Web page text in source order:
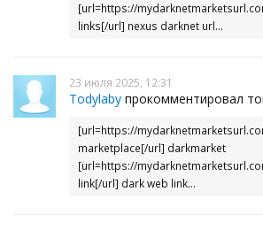
[url=https://
links[/url] nexus darknet url...
23 июля 2025, 12:31
Todylaby прокомментировал
[url=https://
marketplace[/url] darkmarket
[url=https://
link[/url] dark web link...